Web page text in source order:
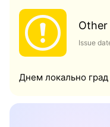
Issue
Днем локально град